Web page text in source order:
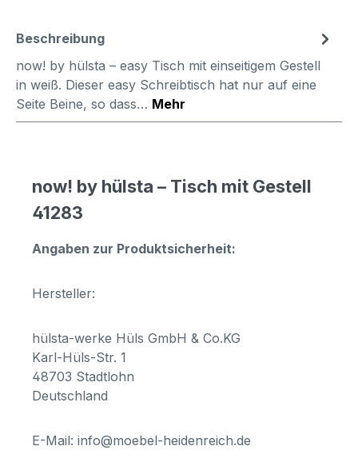
Beschreibung
now! by hülsta – easy Tisch mit einseitigem Gestell
in weiß. Dieser easy Schreibtisch hat nur auf eine
Seite Beine, so dass… Mehr
now! by hülsta – Tisch mit Gestell
41283
Angaben zur Produktsicherheit:
Hersteller:
hülsta-werke Hüls GmbH & Co.KG
Karl-Hüls-Str. 1
48703 Stadtlohn
Deutschland
E-Mail: info@moebel-heidenreich.de